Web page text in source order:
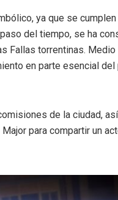
ya que se
del tiempo, se ha
Fallas torrentinas.
en parte esencial
de la ciudad,
para compartir un